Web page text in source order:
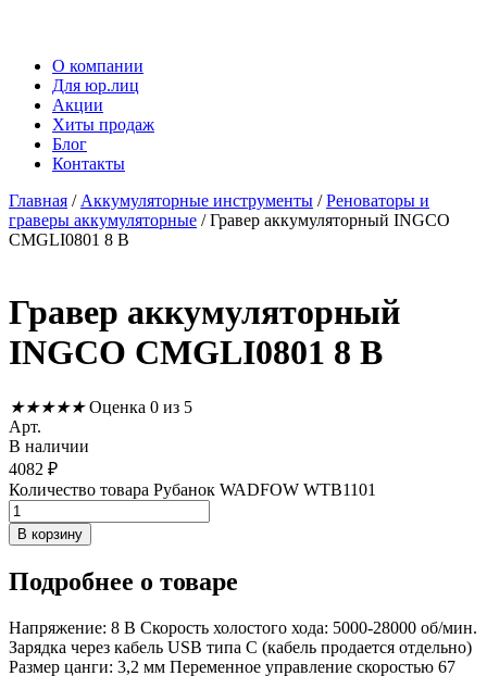
О компании
Для юр.лиц
Акции
Хиты продаж
Блог
Контакты
Главная / Аккумуляторные инструменты /Реноваторы и
граверы аккумуляторные / Гравер аккумуляторный INGCO
CMGLI0801 8 В
Гравер аккумуляторный
INGCO CMGLI0801 8 В
★★★★★ Оценка 0 из 5
Арт.
В наличии
4082 ₽
Количество товара Рубанок WADFOW WTB1101
В корзину
Подробнее о товаре
Напряжение: 8 В Скорость холостого хода: 5000-28000 об/мин.
Зарядка через кабель USB типа C (кабель продается отдельно)
Размер цанги: 3,2 мм Переменное управление скоростью 67